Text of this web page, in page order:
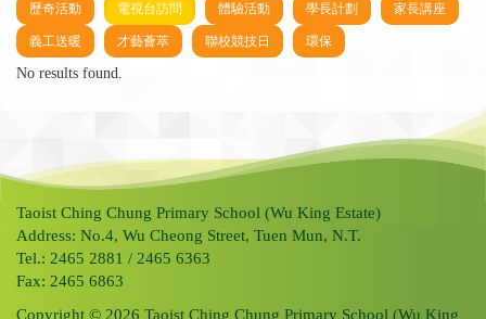
歷奇活動 電視台訪問 體驗活動 學長計劃 家長講座
義工送暖 才藝薈萃 聯校競技日 環保
No results found.
Taoist Ching Chung Primary School (Wu King Estate)
Address: No.4, Wu Cheong Street, Tuen Mun, N.T.
Tel.: 2465 2881 / 2465 6363
Fax: 2465 6863
Copyright © 2026 Taoist Ching Chung Primary School (Wu King